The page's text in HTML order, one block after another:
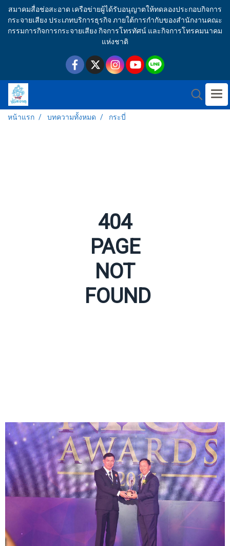
สมาคมสื่อช่อสะอาด เครือข่ายผู้ได้รับอนุญาตให้ทดลองประกอบกิจการ
กระจายเสียง ประเภทบริการธุรกิจ ภายใต้การกำกับของสำนักงานคณะ
กรรมการกิจการกระจายเสียง กิจการโทรทัศน์ และกิจการโทรคมนาคม
แห่งชาติ
หน้าแรก บทความทั้งหมด กระบี่
404
PAGE
NOT
FOUND